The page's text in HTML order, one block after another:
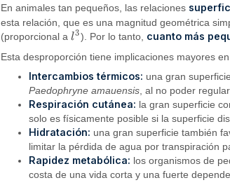
En animales tan pequeños, las relaciones
esta relación, que es una magnitud geométrica
(proporcional al3
l3). Por lo tanto, cuanto más
Esta desproporción tiene implicaciones mayores
Intercambios térmicos: una gran
Paedophryne amauensis , al no poder
Respiración cutánea: la gran superficie
solo es físicamente posible si la superficie
Hidratación: una gran superficie también
limitar la pérdida de agua por transpiración
Rapidez metabólica: los organismos de
costa de una vida corta y una fuerte